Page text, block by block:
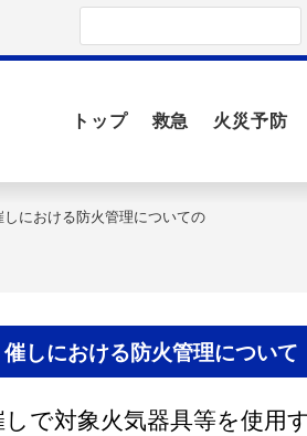
トップ 救急 火災予防
しにおける防火管理についての
催しにおける防火管理について
しで対象火気器具等を使用